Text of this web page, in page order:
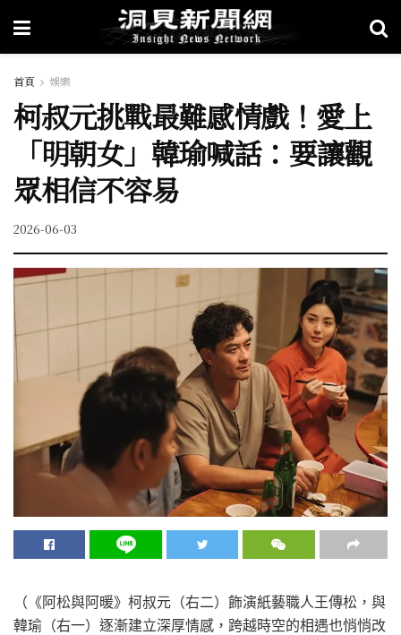
首頁 娛樂
柯叔元挑戰最難感情戲！愛上
「明朝女」韓瑜喊話：要讓觀
眾相信不容易
2026-06-03
（《阿松與阿暖》柯叔元（右二）飾演紙藝職人王傳松，與
韓瑜（右一）逐漸建立深厚情感，跨越時空的相遇也悄悄改